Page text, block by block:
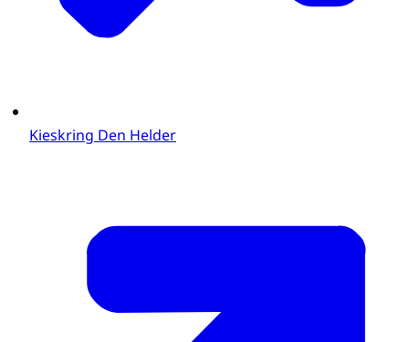
Kieskring Den Helder